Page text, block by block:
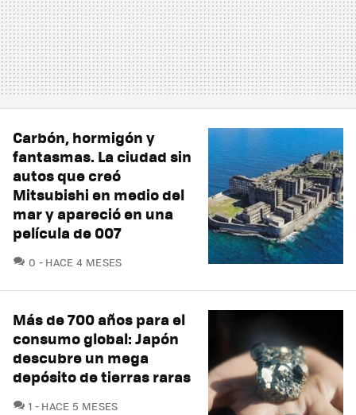
Carbón, hormigón y
fantasmas. La ciudad sin
autos que creó
Mitsubishi en medio del
mar y apareció en una
película de 007
0 COMENTARIOS
HACE 4 MESES
Más de 700 años para el
consumo global: Japón
descubre un mega
depósito de tierras raras
1 COMENTARIOS
HACE 5 MESES